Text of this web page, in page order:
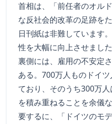
首相は、「前任者のオル
な反社会的改革の足跡を
日刊紙は非難しています
性を大幅に向上させまし
裏側には、雇用の不安定
ある。700万人ものドイ
ており、そのうち300万
を積み重ねることを余儀
要するに、「ドイツのモ